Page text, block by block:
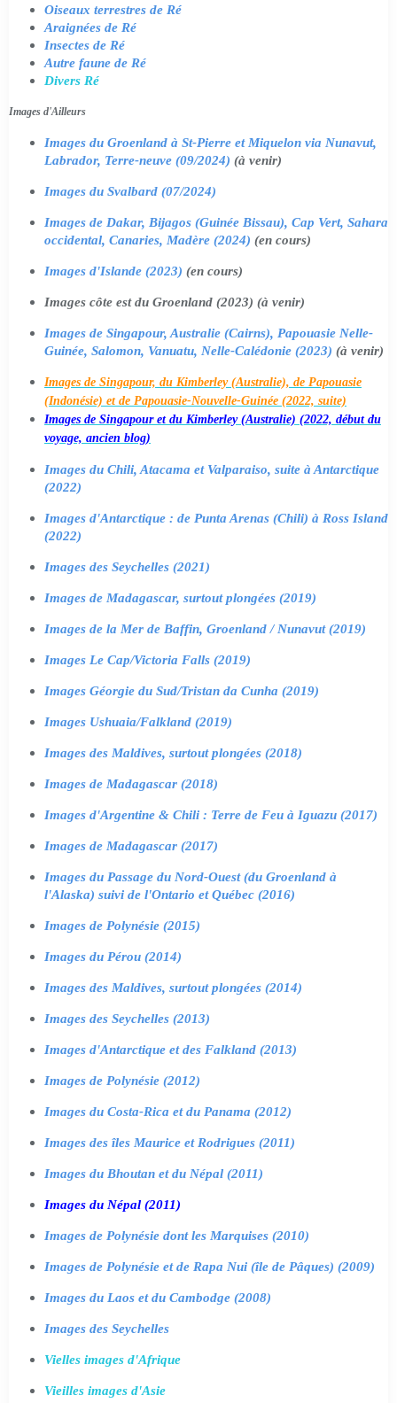
Oiseaux terrestres de Ré
Araignées de Ré
Insectes de Ré
Autre faune de Ré
Divers Ré
Images d'Ailleurs
Images du Groenland à St-Pierre et Miquelon via Nunavut,
Labrador, Terre-neuve (09/2024) (à venir)
Images du Svalbard (07/2024)
Images de Dakar, Bijagos (Guinée Bissau), Cap Vert, Sahara
occidental, Canaries, Madère (2024) (en cours)
Images d'Islande (2023) (en cours)
Images côte est du Groenland (2023) (à venir)
Images de Singapour, Australie (Cairns), Papouasie Nelle-
Guinée, Salomon, Vanuatu, Nelle-Calédonie (2023) (à venir)
Images de Singapour, du Kimberley (Australie), de Papouasie
(Indonésie) et de Papouasie-Nouvelle-Guinée (2022, suite)
Images de Singapour et du Kimberley (Australie) (2022, début du
voyage, ancien blog)
Images du Chili, Atacama et Valparaiso, suite à Antarctique
(2022)
Images d'Antarctique : de Punta Arenas (Chili) à Ross Island
(2022)
Images des Seychelles (2021)
Images de Madagascar, surtout plongées (2019)
Images de la Mer de Baffin, Groenland / Nunavut (2019)
Images Le Cap/Victoria Falls (2019)
Images Géorgie du Sud/Tristan da Cunha (2019)
Images Ushuaia/Falkland (2019)
Images des Maldives, surtout plongées (2018)
Images de Madagascar (2018)
Images d'Argentine & Chili : Terre de Feu à Iguazu (2017)
Images de Madagascar (2017)
Images du Passage du Nord-Ouest (du Groenland à
l'Alaska) suivi de l'Ontario et Québec (2016)
Images de Polynésie (2015)
Images du Pérou (2014)
Images des Maldives, surtout plongées (2014)
Images des Seychelles (2013)
Images d'Antarctique et des Falkland (2013)
Images de Polynésie (2012)
Images du Costa-Rica et du Panama (2012)
Images des îles Maurice et Rodrigues (2011)
Images du Bhoutan et du Népal (2011)
Images du Népal (2011)
Images de Polynésie dont les Marquises (2010)
Images de Polynésie et de Rapa Nui (île de Pâques) (2009)
Images du Laos et du Cambodge (2008)
Images des Seychelles
Vielles images d'Afrique
Vieilles images d'Asie